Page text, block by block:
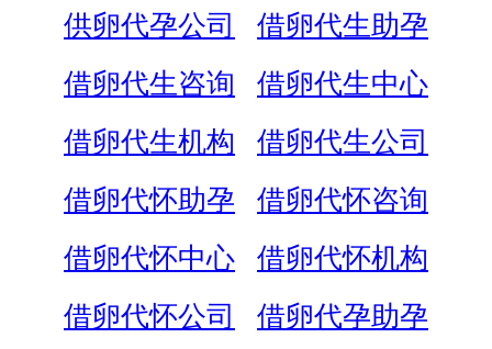
供卵代孕公司
借卵代生助孕
借卵代生咨询
借卵代生中心
借卵代生机构
借卵代生公司
借卵代怀助孕
借卵代怀咨询
借卵代怀中心
借卵代怀机构
借卵代怀公司
借卵代孕助孕